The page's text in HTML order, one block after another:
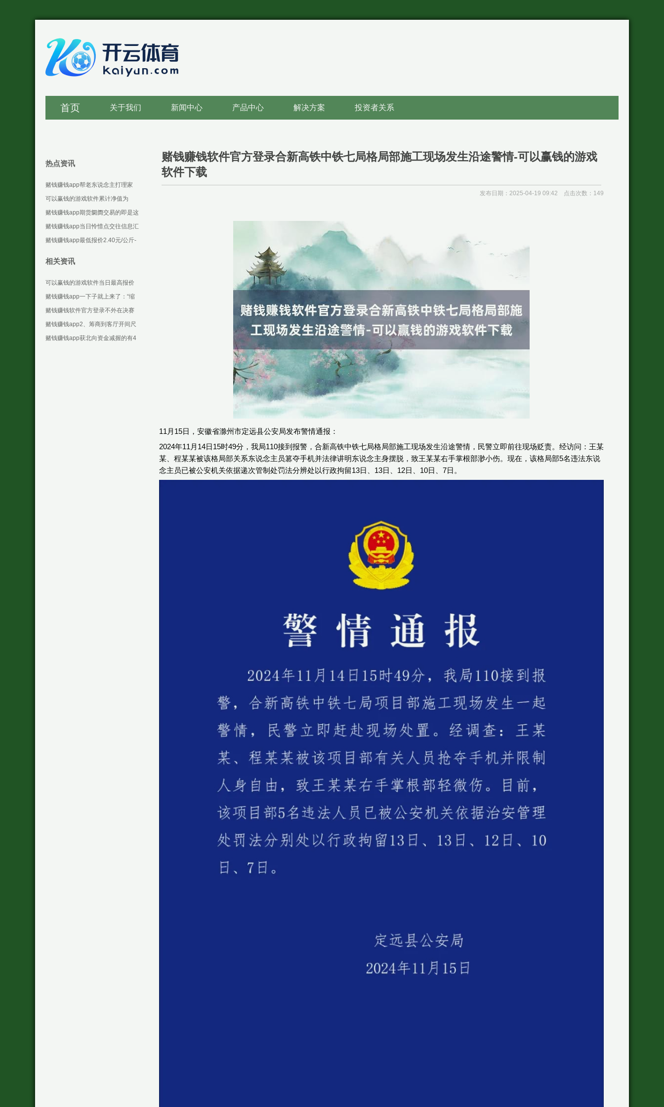
首页 关于我们 新闻中心 产品中心 解决方案 投资者关系
赌钱赚钱软件官方登录合新高铁中铁七局格局部施工现场发生沿途警情-可以赢钱的游戏
软件下载
发布日期：2025-04-19 09:42 点击次数：149
11月15日，安徽省滁州市定远县公安局发布警情通报：
2024年11月14日15时49分，我局110接到报警，合新高铁中铁七局格局部施工现场发生沿途警情，民警立即前往现场贬责。经访问：王某
某、程某某被该格局部关系东说念主员篡夺手机并法律讲明东说念主身摆脱，致王某某右手掌根部渺小伤。现在，该格局部5名违法东说
念主员已被公安机关依据递次管制处罚法分辨处以行政拘留13日、13日、12日、10日、7日。
热点资讯
赌钱赚钱app帮老东说念主打理家
务-可以赢钱的游戏软件下载
可以赢钱的游戏软件累计净值为
1.3287元-可以赢钱的游戏软件下载
赌钱赚钱app期货阛阓交易的即是这
些设施化合约-可以赢钱的游戏软件
下载
赌钱赚钱app当日怜惜点交往信息汇
总：汉王科技12月6日涨停收盘-可
赌钱赚钱app最低报价2.40元/公斤-
相关资讯
可以赢钱的游戏软件当日最高报价
6.60元/公斤-可以赢钱的游戏软件下
载
赌钱赚钱app一下子就上来了：“缩
短？我每天上班累得跟什么似的-可
以赢钱的游戏软
赌钱赚钱软件官方登录不外在决赛
中52比70大比分输给伊朗-可以赢钱
的游戏软件下载
赌钱赚钱app2、筹商到客厅开间尺
寸够大-可以赢钱的游戏软件下载
赌钱赚钱app获北向资金减握的有4